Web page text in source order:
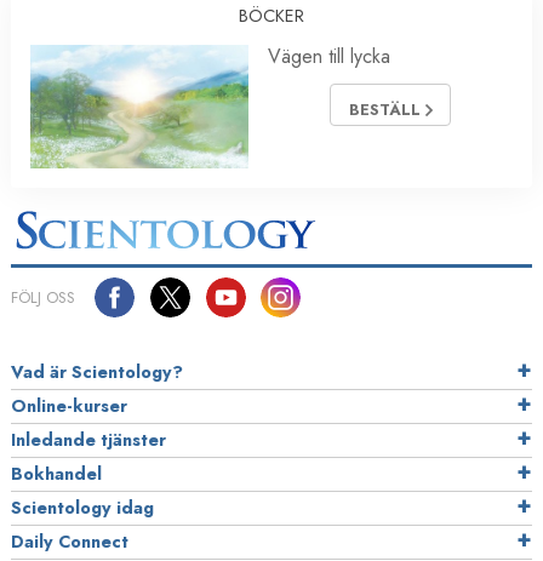
BÖCKER
Vägen till lycka
BESTÄLL
FÖLJ OSS
Vad är Scientology?
Online-kurser
Inledande tjänster
Bokhandel
Scientology idag
Daily Connect